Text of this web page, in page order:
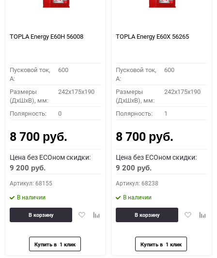
TOPLA Energy E60H 56008
Пусковой ток,
A:
600
Размеры
(ДхШхВ), мм:
242x175x190
Полярность: 0
8 700 руб.
Цена без ECOном скидки:
9 200 руб.
Артикул: 68155
В наличии
ДобавитьДобавить
В корзину
TOPLA Energy E60X 56265
Пусковой ток,
A:
600
Размеры
(ДхШхВ), мм:
242x175x190
Полярность: 1
8 700 руб.
Цена без ECOном скидки:
9 200 руб.
Артикул: 68238
В наличии
Добавить
В корзину